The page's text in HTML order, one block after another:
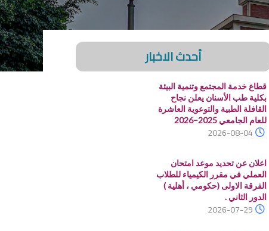
أحدث الاخبار
قطاع خدمة المجتمع وتنمية البيئة
بكلية طب الأسنان يعلن نجاح
القافلة الطبية والتوعوية العاشرة
للعام الجامعي 2025–2026
2026-08-04
اعلان عن تحديد موعد امتحان
العملي في مقرر الكيمياء للطلاب
الفرقة الاولى (حكومي ، أهلية )
الدور الثاني .
2026-07-29